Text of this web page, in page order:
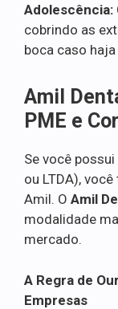
Adolescência:
cobrindo as
boca caso
Amil
PME e
Se você possui
ou LTDA),
Amil. O Amil
modalidade
mercado.
A Regra de
Empresas